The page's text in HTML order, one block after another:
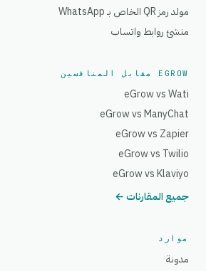
مولد رمز QR الخاص بـ WhatsApp
منشئ روابط واتساب
EGROW مقابل المنافسين
eGrow vs Wati
eGrow vs ManyChat
eGrow vs Zapier
eGrow vs Twilio
eGrow vs Klaviyo
جميع المقارنات ←
موارد
مدونة